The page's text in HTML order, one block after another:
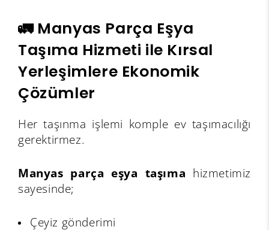
🚛 Manyas Parça Eşya
Taşıma Hizmeti ile Kırsal
Yerleşimlere Ekonomik
Çözümler
Her taşınma işlemi komple ev taşımacılığı
gerektirmez.
Manyas parça eşya taşıma hizmetimiz
sayesinde;
Çeyiz gönderimi